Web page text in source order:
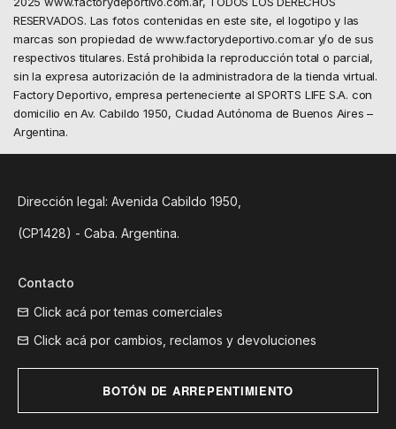
RESERVADOS. Las fotos contenidas en este site, el logotipo y las
marcas son propiedad de www.factorydeportivo.com.ar y/o de sus
respectivos titulares. Está prohibida la reproducción total o parcial,
sin la expresa autorización de la administradora de la tienda virtual.
Factory Deportivo, empresa perteneciente al SPORTS LIFE S.A. con
domicilio en Av. Cabildo 1950, Ciudad Autónoma de Buenos Aires –
Argentina.
Dirección legal: Avenida Cabildo 1950,
(CP1428) - Caba. Argentina.
Contacto
Click acá por temas comerciales
Click acá por cambios, reclamos y devoluciones
BOTÓN DE ARREPENTIMIENTO